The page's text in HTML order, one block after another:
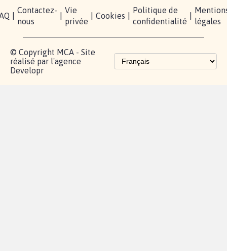
Contactez-
nous
Vie
privée
Cookies
Politique de
confidentialité
légales
© Copyright MCA - Site
réalisé par l'agence
Developr